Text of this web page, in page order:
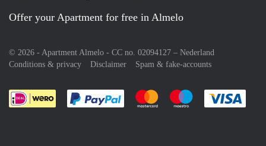
Offer your Apartment for free in Almelo
© 2026 - Apartment Almelo - CC no. 02094127 – Nederland
Conditions & privacy
Disclaimer Spam & fake-accounts
Pay easily with :payment method
Pay easily with :payment
Pay easily with